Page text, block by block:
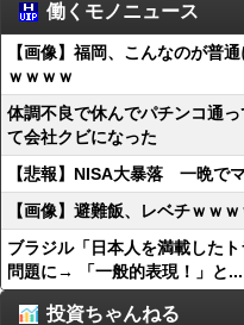
働くモノニュース
【画像】福岡、こんなのが普
ｗｗｗｗ
体調不良で休んでパチンコ通
て会社クビになった
【悲報】NISA大暴落 一晩で
【画像】避難飯、レベチｗｗ
ブラジル「日本人を満載した
問題に→ 「一般的表現！」と...
投資ちゃんねる